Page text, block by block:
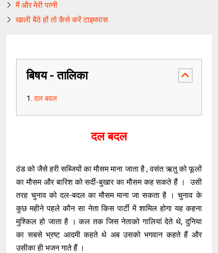
मैं और मेरी पत्नी
खाली बैठे हों तो कैसे करें टाइमपास
बिषय - तालिका
दल बदल
दल बदल
ठंड को जैसे हरी सब्जियों का मौसम माना जाता है , वसंत ऋतु को फूलों
का मौसम और बारिश को सर्दी-बुखार का मौसम कह सकते हैं । उसी
तरह चुनाव को दल-बदल का मौसम माना जा सकता है । चुनाव के
कुछ महीने पहले कौन सा नेता किस पार्टी में शामिल होगा यह कहना
मुश्किल हो जाता है । कल तक जिस नेताको गालियां देते थे, दुनिया
का सबसे भ्रष्ट आदमी कहते थे अब उसको भगवान कहते हैं और
उसीका ही भजन गाते हैं ।